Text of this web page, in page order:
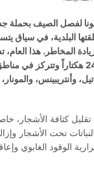
لفصل الصيف بحملة
البلدية، في سياق
المخاطر. هذا العام،
مساحة قدرها 24.8 هكتاراً وتتركز في
وأنتريبينس، والمونار،
كثافة الأشجار،
تحت الأشجار وإزالة
الوقود الغابوي